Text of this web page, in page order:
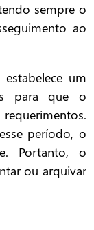
sempre o
ao
um
para que o
período, o
Portanto, o
ou arquivar